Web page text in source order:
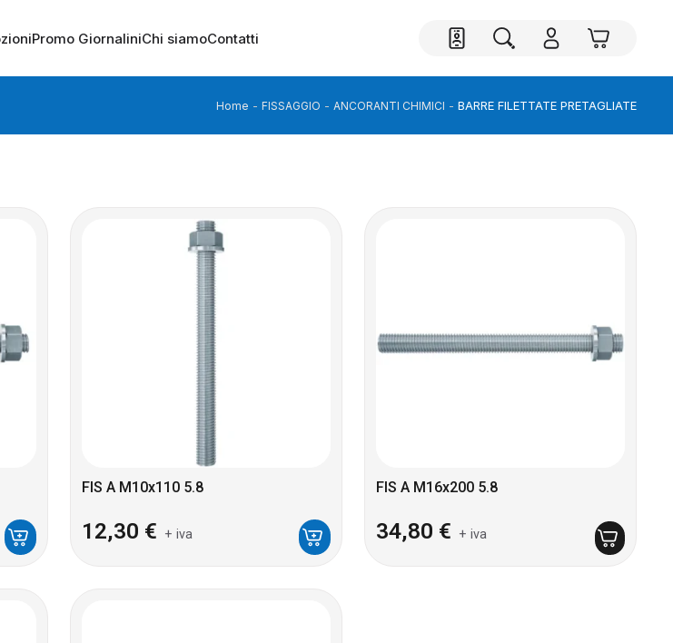
Promo GiornaliniChi siamoContatti
Home FISSAGGIO ANCORANTI CHIMICI BARRE FILETTATE PRETAGLIATE
FIS A M10x110 5.8
12,30 € + iva
FIS A M16x200 5.8
34,80 € + iva